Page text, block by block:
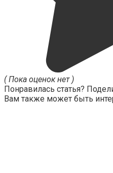
( Пока оценок нет )
Понравилась статья?
Вам также может быть